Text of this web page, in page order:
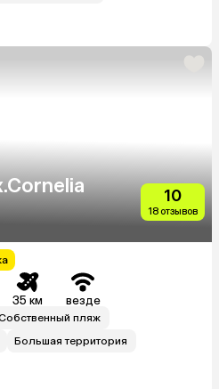
10
18 отзывов
35 км везде
пляж
Большая территория